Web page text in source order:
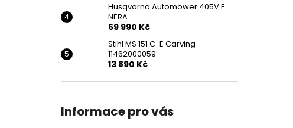
Husqvarna Automower 405V E
NERA
69 990 Kč
Stihl MS 151 C-E Carving
11462000059
13 890 Kč
Informace pro vás